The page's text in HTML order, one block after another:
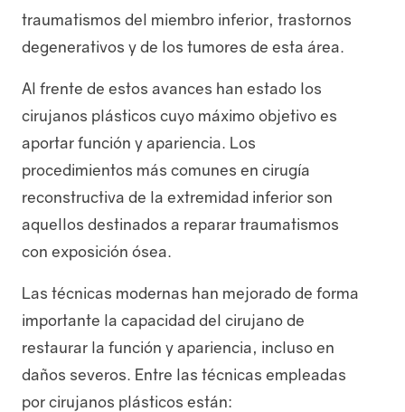
Directorio
Catalogo de Eventos
traumatismos del miembro inferior, trastornos
degenerativos y de los tumores de esta área.
Al frente de estos avances han estado los
cirujanos plásticos cuyo máximo objetivo es
aportar función y apariencia. Los
procedimientos más comunes en cirugía
reconstructiva de la extremidad inferior son
aquellos destinados a reparar traumatismos
con exposición ósea.
Las técnicas modernas han mejorado de forma
importante la capacidad del cirujano de
restaurar la función y apariencia, incluso en
daños severos. Entre las técnicas empleadas
por cirujanos plásticos están: